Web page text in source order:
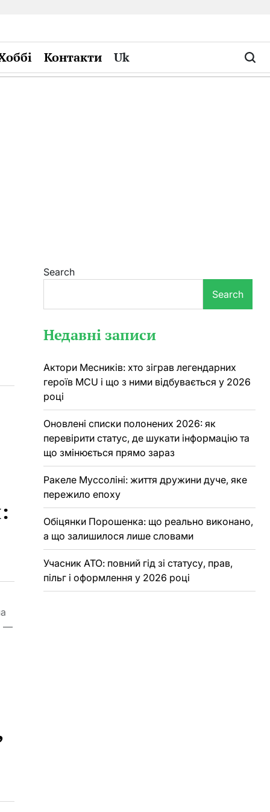
Контакти Uk
—
Search
Search
Недавні записи
Актори Месників: хто зіграв легендарних
героїв MCU і що з ними відбувається у 2026
році
Оновлені списки полонених 2026: як
перевірити статус, де шукати інформацію та
що змінюється прямо зараз
Ракеле Муссоліні: життя дружини дуче, яке
пережило епоху
Обіцянки Порошенка: що реально виконано,
а що залишилося лише словами
Учасник АТО: повний гід зі статусу, прав,
пільг і оформлення у 2026 році